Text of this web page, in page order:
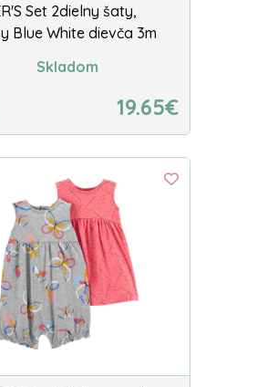
Set 2dielny šaty,
Blue White dievča 3m
Skladom
19.65€